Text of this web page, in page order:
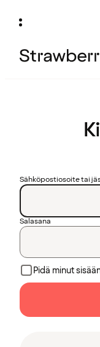
Sähköpostiosoite tai
Salasana
Pidä minut